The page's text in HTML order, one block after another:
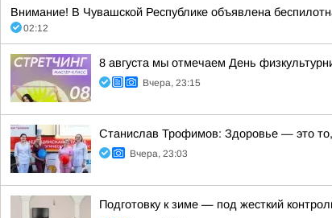
Внимание! В Чувашской Республике объявлена
02:12
8 августа мы отмечаем День
Вчера, 23:15
Станислав Трофимов: Здоровье — это
Вчера, 23:03
Подготовку к зиме — под жесткий